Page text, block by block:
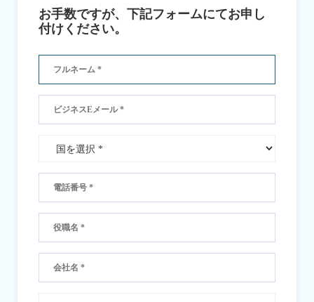
お手数ですが、下記フォームにてお申し
付けください。